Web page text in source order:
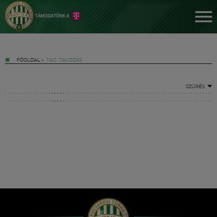
FŐOLDAL » TAG: TÁVOZÁS
SZŰRÉS
Hírek